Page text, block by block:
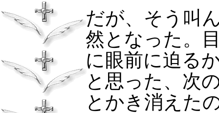
だが、そう叫
然となった。
に眼前に迫る
と思った、次
とかき消えた